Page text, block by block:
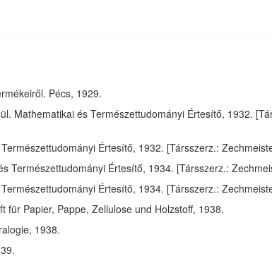
Pécs, 1929.
Mathematikai és Természettudományi Értesítő, 1932.
Értesítő, 1932. [Társszerz.:
Természettudományi Értesítő, 1934. [Társszerz.:
Értesítő, 1934. [Társszerz.:
Papier, Pappe, Zellulose und Holzstoff, 1938.
1938.